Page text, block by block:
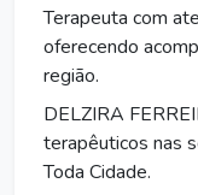
Terapeuta com
oferecendo
região.
DELZIRA
terapêuticos nas
Toda Cidade.